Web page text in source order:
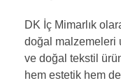
DK İç Mimarlık
doğal malzemeleri
ve doğal tekstil
hem estetik hem